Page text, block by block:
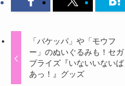
「バケッパ」や「モウフ
ー」のぬいぐるみも！セガ
プライズ『いないいないば
あっ！』グッズ